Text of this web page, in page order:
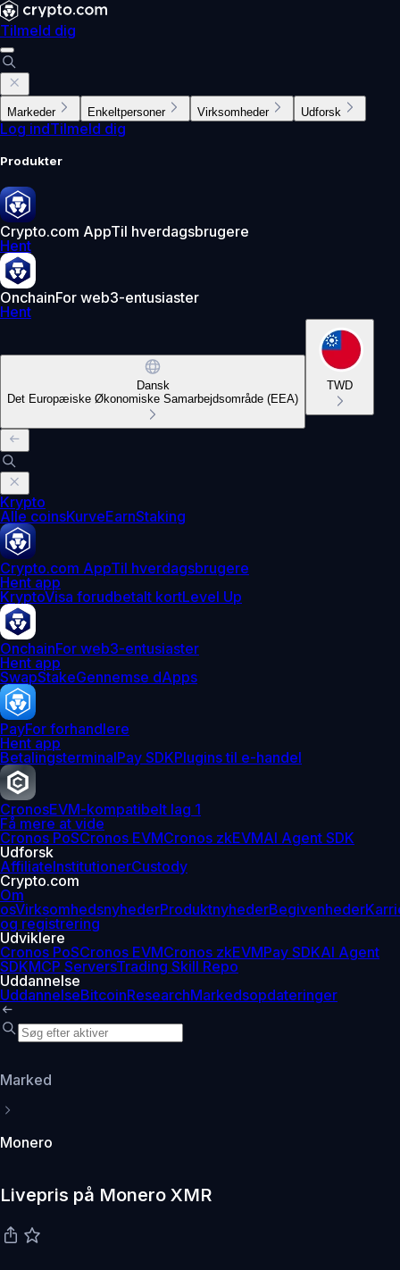
Tilmeld dig
Markeder Enkeltpersoner Virksomheder Udforsk
Log indTilmeld dig
Produkter
Crypto.com AppTil hverdagsbrugere
Hent
OnchainFor web3-entusiaster
Hent
Dansk
Det Europæiske Økonomiske Samarbejdsområde (EEA)
TWD
Krypto
Alle coinsKurveEarnStaking
Crypto.com AppTil hverdagsbrugere
Hent app
KryptoVisa forudbetalt kortLevel Up
OnchainFor web3-entusiaster
Hent app
SwapStakeGennemse dApps
PayFor forhandlere
Hent app
BetalingsterminalPay SDKPlugins til e-handel
CronosEVM-kompatibelt lag 1
Få mere at vide
Cronos PoSCronos EVMCronos zkEVMAI Agent SDK
Udforsk
AffiliateInstitutionerCustody
Crypto.com
Om
osVirksomhedsnyhederProduktnyhederBegivenheder
og registrering
Udviklere
Cronos PoSCronos EVMCronos zkEVMPay SDKAI Agent
SDKMCP ServersTrading Skill Repo
Uddannelse
UddannelseBitcoinResearchMarkedsopdateringer
Marked
Monero
Livepris på Monero XMR